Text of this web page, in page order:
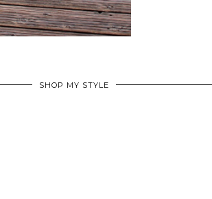
SHOP MY STYLE